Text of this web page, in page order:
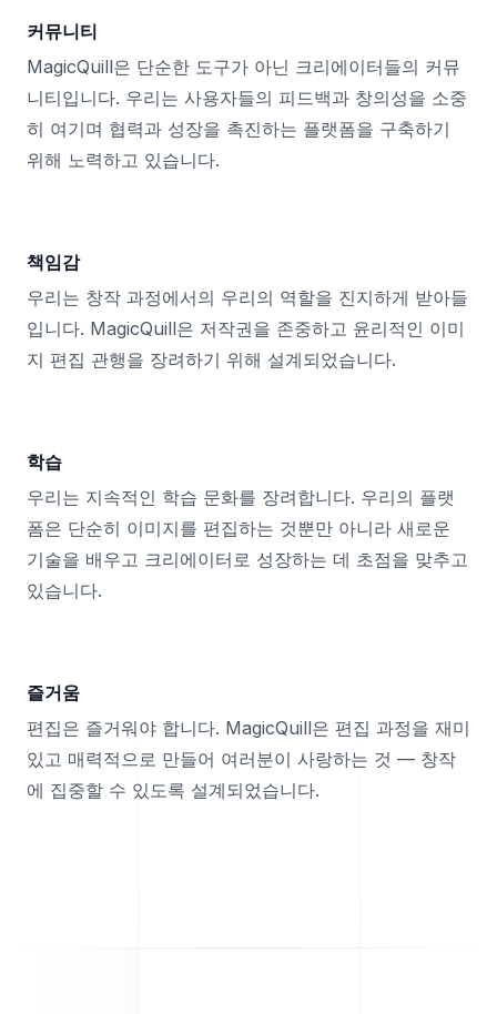
커뮤니티
MagicQuill은 단순한 도구가 아닌 크리에이터들의 커뮤
니티입니다. 우리는 사용자들의 피드백과 창의성을 소중
히 여기며 협력과 성장을 촉진하는 플랫폼을 구축하기
위해 노력하고 있습니다.
책임감
우리는 창작 과정에서의 우리의 역할을 진지하게 받아들
입니다. MagicQuill은 저작권을 존중하고 윤리적인 이미
지 편집 관행을 장려하기 위해 설계되었습니다.
학습
우리는 지속적인 학습 문화를 장려합니다. 우리의 플랫
폼은 단순히 이미지를 편집하는 것뿐만 아니라 새로운
기술을 배우고 크리에이터로 성장하는 데 초점을 맞추고
있습니다.
즐거움
편집은 즐거워야 합니다. MagicQuill은 편집 과정을 재미
있고 매력적으로 만들어 여러분이 사랑하는 것 — 창작
에 집중할 수 있도록 설계되었습니다.